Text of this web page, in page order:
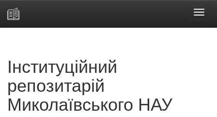
Інституційний
репозитарій
Миколаївського НАУ